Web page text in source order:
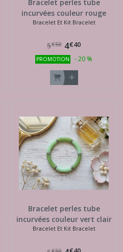
Bracelet perles tube
incurvées couleur rouge
Bracelet Et Kit Bracelet
5€50 4€40
PROMOTION -20 %
Bracelet perles tube
incurvées couleur vert clair
Bracelet Et Kit Bracelet